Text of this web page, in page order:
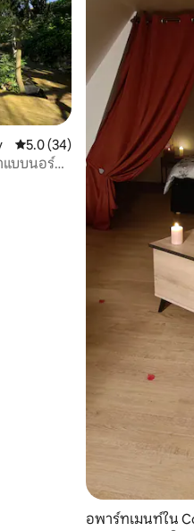
คะแนนเฉลี่ย 5.0 จาก 5, 34 รีวิว
5.0 (34)
บบนอร์ดิก
อพาร์ทเมนท์ใน